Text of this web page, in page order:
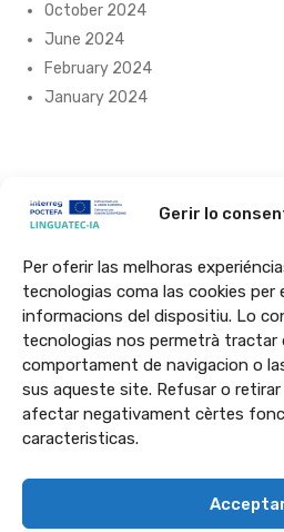
Gerir lo
Per oferir las melhoras
tecnologias coma las cookies per
informacions del dispositiu. Lo
tecnologias nos permetrà tractar
comportament de navigacion o
sus aqueste site. Refusar o
afectar negativament cèrtes
caracteristicas.
October 2024
June 2024
February 2024
January 2024
Lo projècte LINGUATEC-IA qu’ei finançat
programa Interreg VI-A Espanha-França-
2027). Lo POCTEFA qu’a l’objectiu
sociau de la zòna frontalèra Espanha-